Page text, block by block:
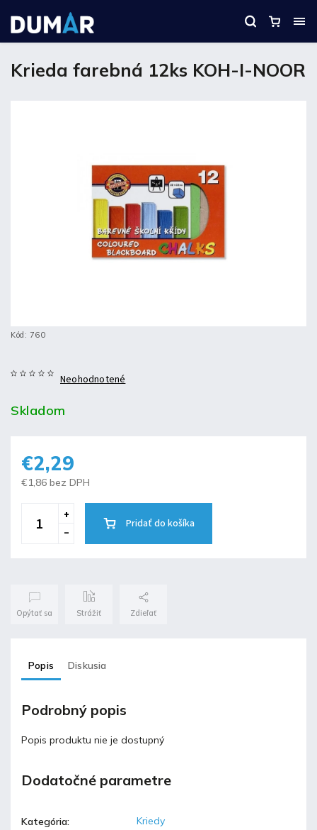
Krieda farebná 12ks KOH-I-NOOR
Kód: 760
Neohodnotené
Skladom
€2,29
€1,86 bez DPH
Pridať do košíka
Opýtať sa Strážiť Zdieľať
Popis Diskusia
Podrobný popis
Popis produktu nie je dostupný
Dodatočné parametre
Kategória:
Kriedy